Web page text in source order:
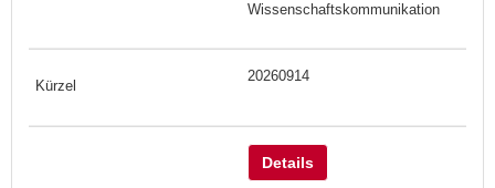
Wissenschaftskommunikation
20260914
Details